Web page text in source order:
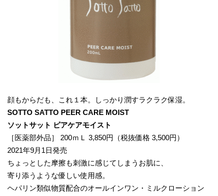
顔もからだも、これ１本。しっかり潤すラクラク保湿。
SOTTO SATTO PEER CARE MOIST
ソットサット ピアケアモイスト
［医薬部外品］ 200ｍＬ 3,850円（税抜価格 3,500円）
2021年9月1日発売
ちょっとした摩擦も刺激に感じてしまうお肌に、
寄り添うような優しい使用感。
ヘパリン類似物質配合のオールインワン・ミルクローション